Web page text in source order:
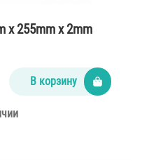
х 255mm х 2mm
В корзину